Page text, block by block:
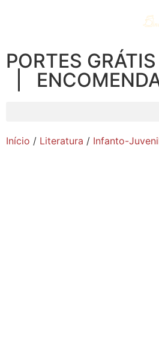
PORTES
|
Início / Literatura / Infanto-